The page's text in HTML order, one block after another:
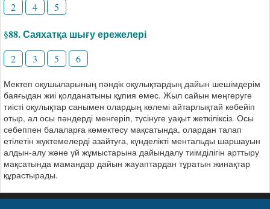
2 4 5
§88. Саяхатқа шығу ережелері
2 3 5 6
Мектеп оқушыларының пәндік оқулықтардың дайын шешімдерім
баяғыдан жиі қолданатыны құпия емес. Жыл сайын меңгеруге
тиісті оқулықтар санымен олардың көлемі айтарлықтай көбейіп
отыр, ал осы пәндерді менгеріп, түсінуге уақыт жеткіліксіз. Осы
себеппен балаларға көмектесу мақсатында, олардан талап
етілетін жүктемелерді азайтуға, күнделікті ментальды шаршауын
алдын-алу және үй жұмыстарына дайындалу тиімділігін арттыру
мақсатында мамандар дайын жауаптардан тұратын жинақтар
құрастырады.